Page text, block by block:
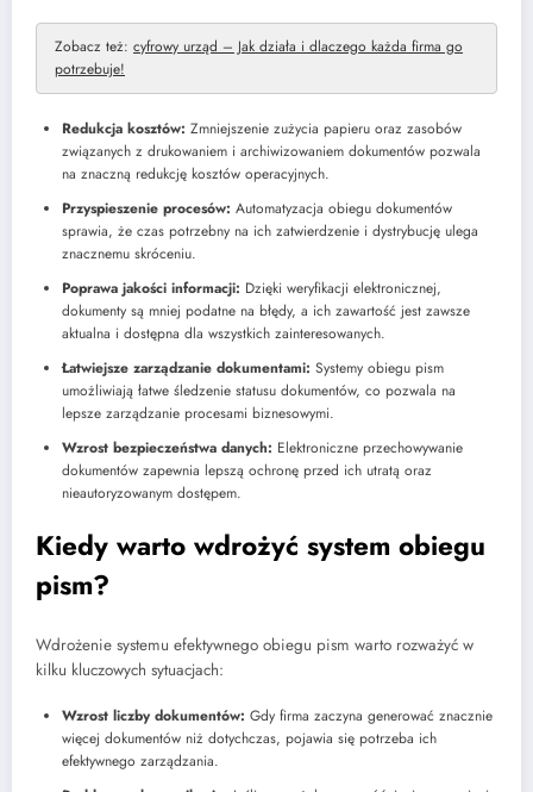
Zobacz też: cyfrowy urząd – Jak działa i dlaczego każda firma go
potrzebuje!
Redukcja kosztów: Zmniejszenie zużycia papieru oraz zasobów
związanych z drukowaniem i archiwizowaniem dokumentów pozwala
na znaczną redukcję kosztów operacyjnych.
Przyspieszenie procesów: Automatyzacja obiegu dokumentów
sprawia, że czas potrzebny na ich zatwierdzenie i dystrybucję ulega
znacznemu skróceniu.
Poprawa jakości informacji: Dzięki weryfikacji elektronicznej,
dokumenty są mniej podatne na błędy, a ich zawartość jest zawsze
aktualna i dostępna dla wszystkich zainteresowanych.
Łatwiejsze zarządzanie dokumentami: Systemy obiegu pism
umożliwiają łatwe śledzenie statusu dokumentów, co pozwala na
lepsze zarządzanie procesami biznesowymi.
Wzrost bezpieczeństwa danych: Elektroniczne przechowywanie
dokumentów zapewnia lepszą ochronę przed ich utratą oraz
nieautoryzowanym dostępem.
Kiedy warto wdrożyć system obiegu
pism?
Wdrożenie systemu efektywnego obiegu pism warto rozważyć w
kilku kluczowych sytuacjach:
Wzrost liczby dokumentów: Gdy firma zaczyna generować znacznie
więcej dokumentów niż dotychczas, pojawia się potrzeba ich
efektywnego zarządzania.